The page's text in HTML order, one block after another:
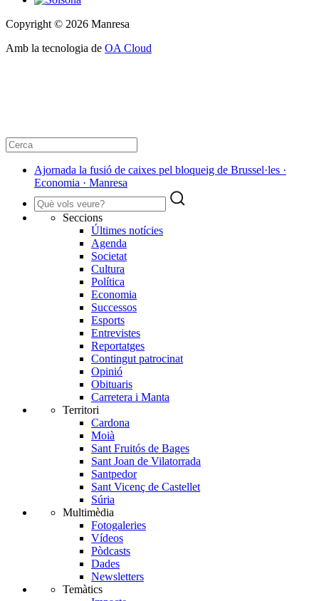
Copyright © 2026 Manresa
Amb la tecnologia de OA Cloud
Ajornada la fusió de caixes pel bloqueig de Brussel·les ·
Economia · Manresa
Seccions
Últimes notícies
Agenda
Societat
Cultura
Política
Economia
Successos
Esports
Entrevistes
Reportatges
Contingut patrocinat
Opinió
Obituaris
Carretera i Manta
Territori
Cardona
Moià
Sant Fruitós de Bages
Sant Joan de Vilatorrada
Santpedor
Sant Vicenç de Castellet
Súria
Multimèdia
Fotogaleries
Vídeos
Pòdcasts
Dades
Newsletters
Temàtics